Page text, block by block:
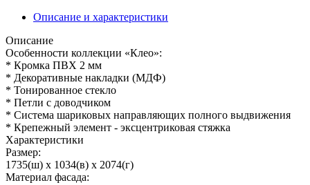
Описание и характеристики
Описание
Особенности коллекции «Клео»:
* Кромка ПВХ 2 мм
* Декоративные накладки (МДФ)
* Тонированное стекло
* Петли с доводчиком
* Система шариковых направляющих полного выдвижения
* Крепежный элемент - эксцентриковая стяжка
Характеристики
Размер:
1735(ш) x 1034(в) x 2074(г)
Материал фасада: